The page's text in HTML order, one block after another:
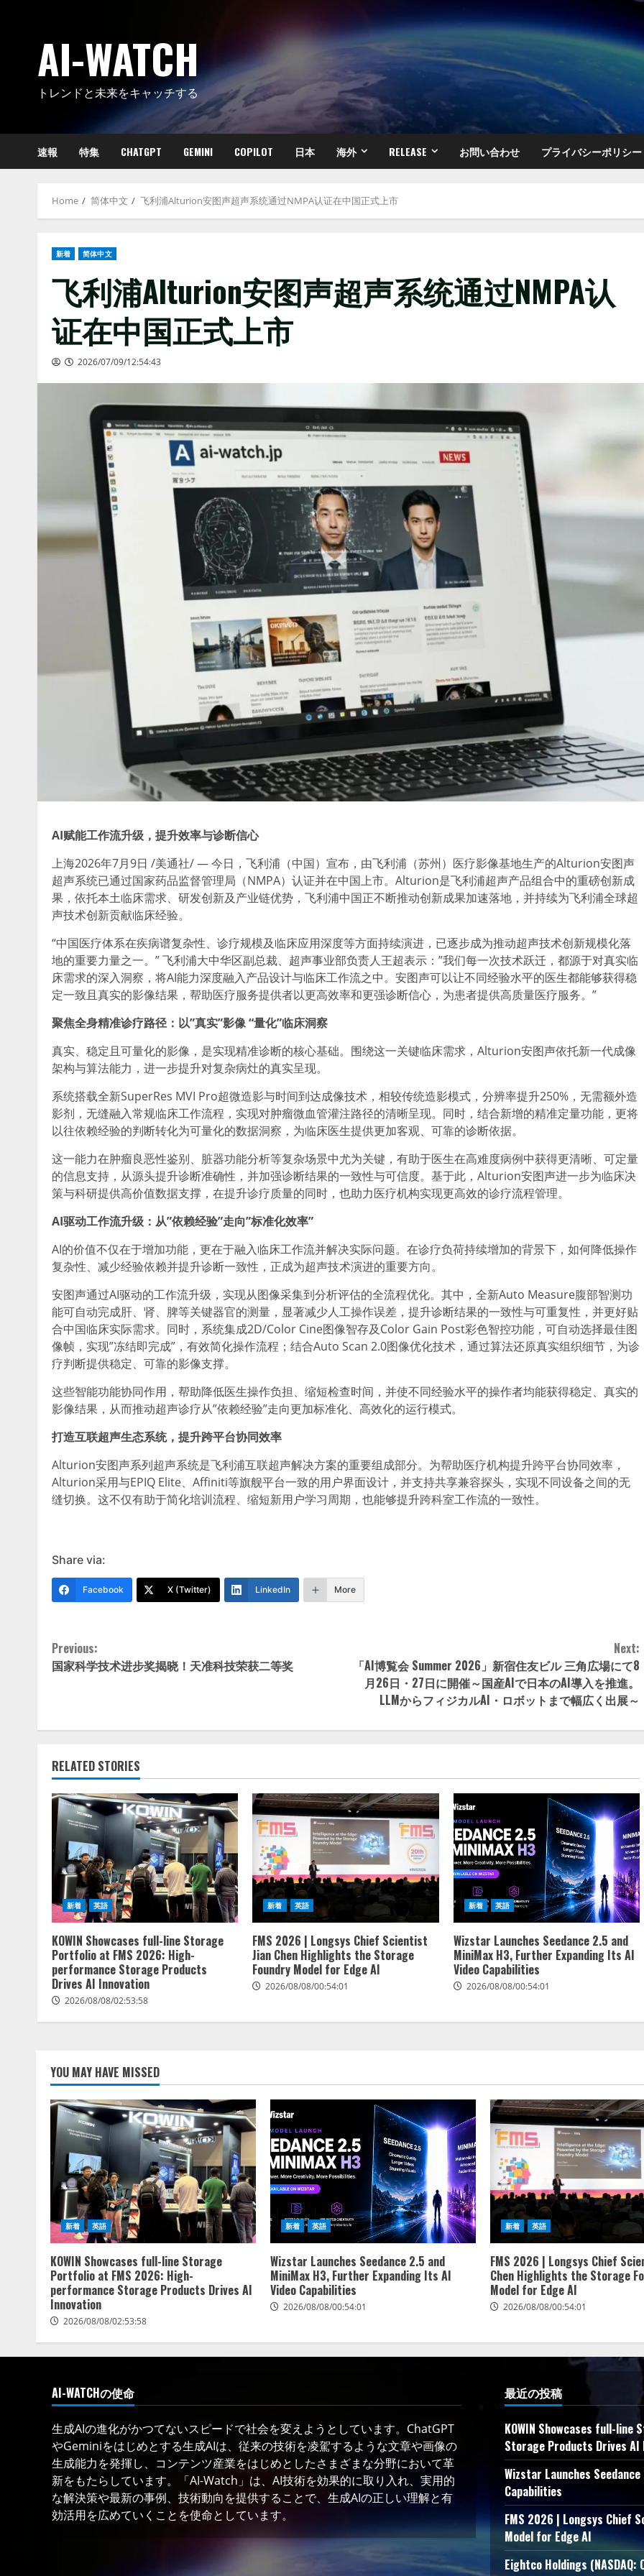
AI-WATCH
トレンドと未来をキャッチする
速報 特集 CHATGPT GEMINI COPILOT 日本 海外 RELEASE お問い合わせ プライバシーポリシー
Home 简体中文 飞利浦Alturion安图声超声系统通过NMPA认证在中国正式上市
新着 简体中文
飞利浦Alturion安图声超声系统通过NMPA认
证在中国正式上市
2026/07/09/12:54:43
AI赋能工作流升级，提升效率与诊断信心
上海2026年7月9日 /美通社/ — 今日，飞利浦（中国）宣布，由飞利浦（苏州）医疗影像基地生产的Alturion安图声
超声系统已通过国家药品监督管理局（NMPA）认证并在中国上市。Alturion是飞利浦超声产品组合中的重磅创新成
果，依托本土临床需求、研发创新及产业链优势，飞利浦中国正不断推动创新成果加速落地，并持续为飞利浦全球超
声技术创新贡献临床经验。
“中国医疗体系在疾病谱复杂性、诊疗规模及临床应用深度等方面持续演进，已逐步成为推动超声技术创新规模化落
地的重要力量之一。” 飞利浦大中华区副总裁、超声事业部负责人王超表示：”我们每一次技术跃迁，都源于对真实临
床需求的深入洞察，将AI能力深度融入产品设计与临床工作流之中。安图声可以让不同经验水平的医生都能够获得稳
定一致且真实的影像结果，帮助医疗服务提供者以更高效率和更强诊断信心，为患者提供高质量医疗服务。”
聚焦全身精准诊疗路径：以”真实”影像 “量化”临床洞察
真实、稳定且可量化的影像，是实现精准诊断的核心基础。围绕这一关键临床需求，Alturion安图声依托新一代成像
架构与算法能力，进一步提升对复杂病灶的真实呈现。
系统搭载全新SuperRes MVI Pro超微造影与时间到达成像技术，相较传统造影模式，分辨率提升250%，无需额外造
影剂，无缝融入常规临床工作流程，实现对肿瘤微血管灌注路径的清晰呈现。同时，结合新增的精准定量功能，更将
以往依赖经验的判断转化为可量化的数据洞察，为临床医生提供更加客观、可靠的诊断依据。
这一能力在肿瘤良恶性鉴别、脏器功能分析等复杂场景中尤为关键，有助于医生在高难度病例中获得更清晰、可定量
的信息支持，从源头提升诊断准确性，并加强诊断结果的一致性与可信度。基于此，Alturion安图声进一步为临床决
策与科研提供高价值数据支撑，在提升诊疗质量的同时，也助力医疗机构实现更高效的诊疗流程管理。
AI驱动工作流升级：从”依赖经验”走向”标准化效率”
AI的价值不仅在于增加功能，更在于融入临床工作流并解决实际问题。在诊疗负荷持续增加的背景下，如何降低操作
复杂性、减少经验依赖并提升诊断一致性，正成为超声技术演进的重要方向。
安图声通过AI驱动的工作流升级，实现从图像采集到分析评估的全流程优化。其中，全新Auto Measure腹部智测功
能可自动完成肝、肾、脾等关键器官的测量，显著减少人工操作误差，提升诊断结果的一致性与可重复性，并更好贴
合中国临床实际需求。同时，系统集成2D/Color Cine图像智存及Color Gain Post彩色智控功能，可自动选择最佳图
像帧，实现”冻结即完成”，有效简化操作流程；结合Auto Scan 2.0图像优化技术，通过算法还原真实组织细节，为诊
疗判断提供稳定、可靠的影像支撑。
这些智能功能协同作用，帮助降低医生操作负担、缩短检查时间，并使不同经验水平的操作者均能获得稳定、真实的
影像结果，从而推动超声诊疗从”依赖经验”走向更加标准化、高效化的运行模式。
打造互联超声生态系统，提升跨平台协同效率
Alturion安图声系列超声系统是飞利浦互联超声解决方案的重要组成部分。为帮助医疗机构提升跨平台协同效率，
Alturion采用与EPIQ Elite、Affiniti等旗舰平台一致的用户界面设计，并支持共享兼容探头，实现不同设备之间的无
缝切换。这不仅有助于简化培训流程、缩短新用户学习周期，也能够提升跨科室工作流的一致性。
Share via:
Facebook X (Twitter) LinkedIn More
Continue
Reading
Previous:
国家科学技术进步奖揭晓！天准科技荣获二等奖
Next:
「AI博覧会 Summer 2026」新宿住友ビル 三角広場にて8
月26日・27日に開催～国産AIで日本のAI導入を推進。
LLMからフィジカルAI・ロボットまで幅広く出展～
RELATED STORIES
新着 英語
KOWIN Showcases full-line Storage
Portfolio at FMS 2026: High-
performance Storage Products
Drives AI Innovation
2026/08/08/02:53:58
新着 英語
FMS 2026 | Longsys Chief Scientist
Jian Chen Highlights the Storage
Foundry Model for Edge AI
2026/08/08/00:54:01
新着 英語
Wizstar Launches Seedance 2.5 and
MiniMax H3, Further Expanding Its AI
Video Capabilities
2026/08/08/00:54:01
YOU MAY HAVE MISSED
新着 英語
KOWIN Showcases full-line Storage
Portfolio at FMS 2026: High-
performance Storage Products Drives AI
Innovation
2026/08/08/02:53:58
新着 英語
Wizstar Launches Seedance 2.5 and
MiniMax H3, Further Expanding Its AI
Video Capabilities
2026/08/08/00:54:01
新着 英語
FMS 2026 | Longsys Chief
Chen Highlights the Storage
Model for Edge AI
2026/08/08/00:54:01
AI-WATCHの使命
生成AIの進化がかつてないスピードで社会を変えようとしています。ChatGPT
やGeminiをはじめとする生成AIは、従来の技術を凌駕するような文章や画像の
生成能力を発揮し、コンテンツ産業をはじめとしたさまざまな分野において革
新をもたらしています。「AI-Watch」は、AI技術を効果的に取り入れ、実用的
な解決策や最新の事例、技術動向を提供することで、生成AIの正しい理解と有
効活用を広めていくことを使命としています。
最近の投稿
KOWIN Showcases full-
Storage Products Drives AI
Wizstar Launches
Capabilities
FMS 2026 | Longsys Chief
Model for Edge AI
Eightco Holdings